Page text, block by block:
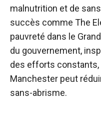
malnutrition et de
succès comme The
pauvreté dans le
du gouvernement,
des efforts constants,
Manchester peut
sans-abrisme.